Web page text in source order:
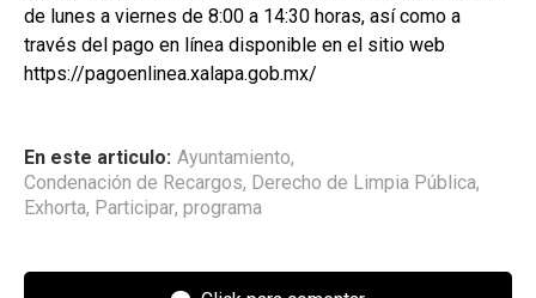
de lunes a viernes de 8:00 a 14:30 horas, así como a
través del pago en línea disponible en el sitio web
https://pagoenlinea.xalapa.gob.mx/
En este articulo: Ayuntamiento,
Condenación de Recargos, Derecho de Limpia Pública,
Exhorta, Participar, programa